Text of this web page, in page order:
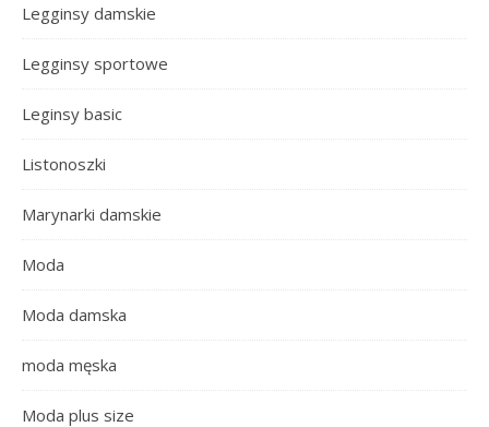
Legginsy damskie
Legginsy sportowe
Leginsy basic
Listonoszki
Marynarki damskie
Moda
Moda damska
moda męska
Moda plus size